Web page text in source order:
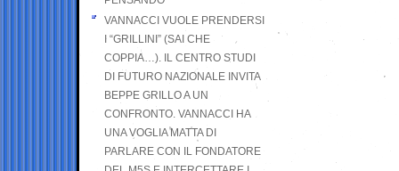
VANNACCI VUOLE PRENDERSI
I “GRILLINI” (SAI CHE
COPPIA…). IL CENTRO STUDI
DI FUTURO NAZIONALE INVITA
BEPPE GRILLO A UN
CONFRONTO. VANNACCI HA
UNA VOGLIA MATTA DI
PARLARE CON IL FONDATORE